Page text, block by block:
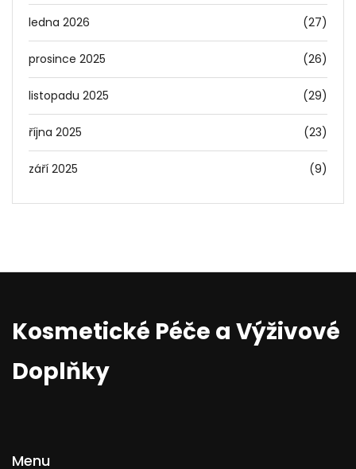
ledna 2026 (27)
prosince 2025 (26)
listopadu 2025 (29)
října 2025 (23)
září 2025 (9)
Kosmetické Péče a Výživové
Doplňky
Menu